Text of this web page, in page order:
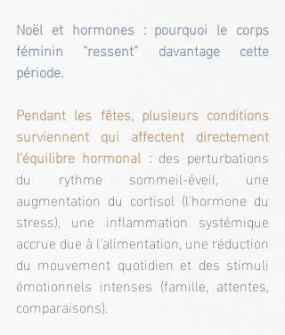
Noël et hormones : pourquoi le corps
féminin “ressent” davantage cette
période.
Pendant les fêtes, plusieurs conditions
surviennent qui affectent directement
l'équilibre hormonal : des perturbations
du rythme sommeil-éveil, une
augmentation du cortisol (l'hormone du
stress), une inflammation systémique
accrue due à l’alimentation, une réduction
du mouvement quotidien et des stimuli
émotionnels intenses (famille, attentes,
comparaisons).